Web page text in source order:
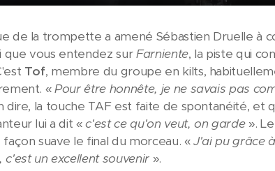
de la trompette a amené Sébastien Druelle à
que vous entendez surFarniente, la piste qui
Tof, membre du groupe en kilts,
«Pour être honnête, je ne savais pas
dire, la touche TAF est faite de spontanéité, et
lui a dit «c'est ce qu'on veut, on garde».
façon suave le final du morceau. «J'ai pu grâce
c'est un excellent souvenir».